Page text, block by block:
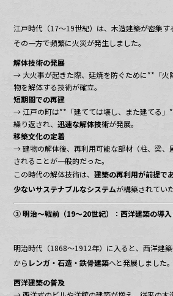
江戸時代（17〜19世紀）は、木造建築が密集す
その一方で頻繁に火災が発生しました。
解体技術の発展
→ 大火事が起きた際、延焼を防ぐために**「火
物を解体する技術が確立。
短期間での再建
→ 江戸の町は**「建てては壊し、また建てる」
繰り返され、迅速な解体技術が発展。
移築文化の定着
→ 建物の解体後、再利用可能な部材（柱、梁、
されることが一般的だった。
この時代の解体技術は、建築の再利用が前提で
少ないサステナブルなシステムが構築されていた
③ 明治〜戦前（19〜20世紀）：西洋建築の導
明治時代（1868〜1912年）に入ると、西洋建
から レンガ・石造・鉄骨建築へと発展しました。
西洋建築の普及